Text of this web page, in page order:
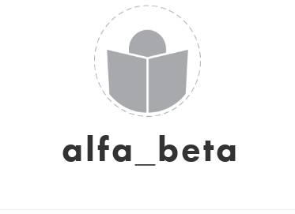
alfa_beta